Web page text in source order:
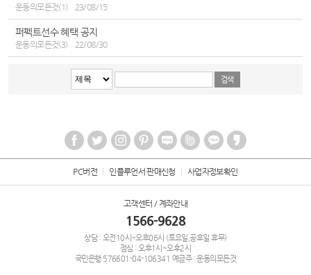
운동의모든것(1) 23/08/15
퍼펙트선수 혜택 공지
운동의모든것(3) 22/08/30
PC버전 인플루언서 판매신청 사업자정보확인
고객센터 / 계좌안내
1566-9628
상담 : 오전10시~오후06시 (토요일,공휴일 휴무)
점심 : 오후1시~오후2시
국민은행 576601-04-106341 예금주 : 운동의모든것